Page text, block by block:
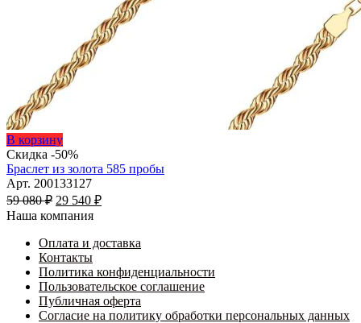
В корзинуЭтот
товар
имеет
несколько
вариаций.
Опции
выбрать
на
странице
товара.
Скидка -50%
Браслет из золота 585 пробы
Арт. 200133127
59 080₽ Первоначальная
цена
59
080 ₽.
29 540 ₽Текущая
540 ₽.
Наша компания
Оплата и доставка
Контакты
Политика конфиденциальности
Пользовательское соглашение
Публичная оферта
Согласие на политику обработки персональных данных